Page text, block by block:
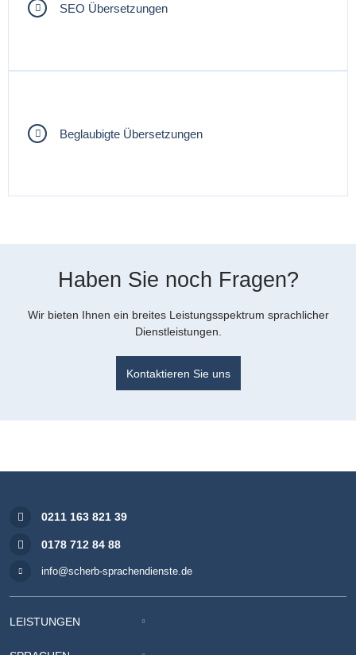
SEO Übersetzungen
Beglaubigte Übersetzungen
Haben Sie noch Fragen?
Wir bieten Ihnen ein breites Leistungsspektrum sprachlicher
Dienstleistungen.
Kontaktieren Sie uns
0211 163 821 39
0178 712 84 88
info@scherb-sprachendienste.de
LEISTUNGEN